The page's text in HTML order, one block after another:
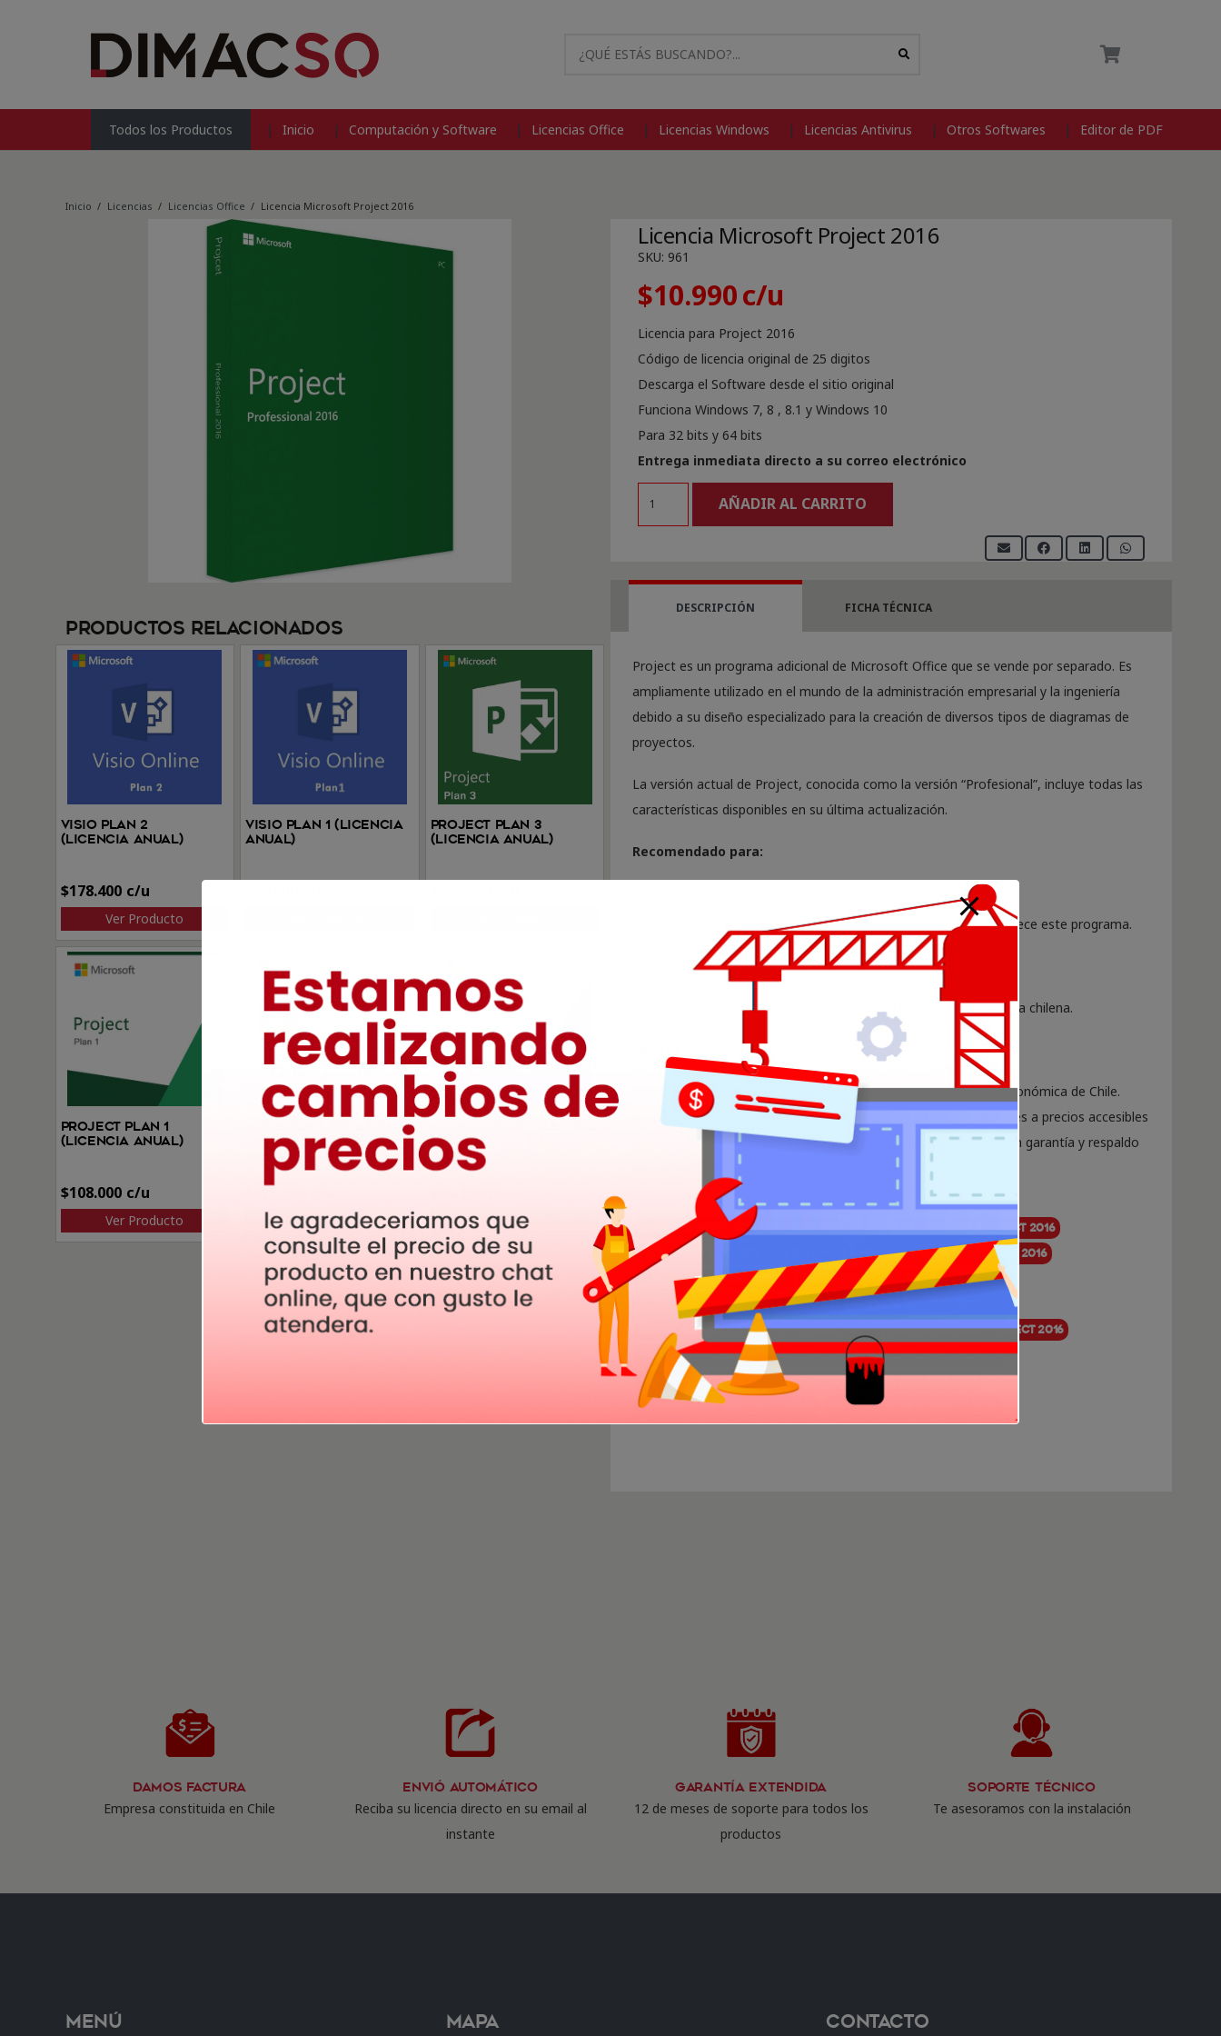
Todos los Productos Inicio Computación y Software Licencias Office Licencias Windows Licencias Antivirus Otros Softwares Editor de PDF
Inicio / Licencias / Licencias Office / Licencia Microsoft Project 2016
Productos Relacionados
Visio Plan 2
(Licencia anual)
$178.400
Ver Producto
Visio Plan 1 (Licencia
anual)
Project Plan 3
(Licencia anual)
Project Plan 1
(Licencia anual)
$108.000
Ver Producto
Microsoft 365 A5 para
facultades (Licencia
anual)
115.300
Ver Producto
estudiantes (Licencia
anual)
Ver Producto
Licencia Microsoft Project 2016
SKU: 961
$10.990
Licencia para Project 2016
Código de licencia original de 25 digitos
Descarga el Software desde el sitio original
Funciona Windows 7, 8 , 8.1 y Windows 10
Para 32 bits y 64 bits
Entrega inmediata directo a su correo electrónico
AÑADIR AL CARRITO
DESCRIPCIÓN FICHA TÉCNICA
Project es un programa adicional de Microsoft Office que se vende por separado. Es
ampliamente utilizado en el mundo de la administración empresarial y la ingeniería
debido a su diseño especializado para la creación de diversos tipos de diagramas de
proyectos.
La versión actual de Project, conocida como la versión “Profesional”, incluye todas las
características disponibles en su última actualización.
Recomendado para:
Personas o empresas que necesiten la funcionalidad que ofrece este programa.
Envío del producto:
Envío automático a su correo tras realizar el pago. Damos factura chilena.
Empresa y facturación:
Dimacso es la tienda de licencias y códigos de activación más económica de Chile.
Nuestra misión es ofrecer productos originales a nuestros clientes a precios accesibles
para el usuario promedio. Todos nuestros productos cuentan con garantía y respaldo
por parte de nuestra empresa.
Licencia Microsoft Project 2016
Comprar licencia Project 2016
Microsoft Project 2016 en Chile
Precios licencia Project 2016
Funciones Project 2016
Descargar Project 2016
Activar Microsoft Project 2016
Guía de uso Project 2016
Versiones de Microsoft Project 2016
Compatibilidad Project 2016
Instalar Microsoft Project 2016
Requisitos Project 2016
Tutorial Project 2016
Ofertas licencia Project 2016
Project 2016 para empresas
Beneficios de Project 2016
Damos Factura
Empresa constituida en Chile
Envió Automático
Reciba su licencia directo en su email al
instante
Garantía Extendida
12 de meses de soporte para todos los
productos
Soporte Técnico
Te asesoramos con la instalación
Menú Mapa Contacto